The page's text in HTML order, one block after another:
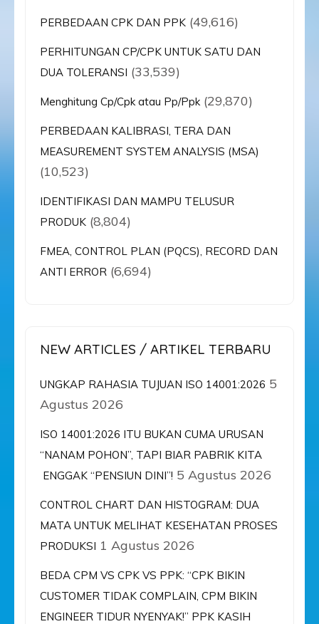
PERBEDAAN CPK DAN PPK (49,616)
PERHITUNGAN CP/CPK UNTUK SATU DAN
DUA TOLERANSI (33,539)
Menghitung Cp/Cpk atau Pp/Ppk (29,870)
PERBEDAAN KALIBRASI, TERA DAN
MEASUREMENT SYSTEM ANALYSIS (MSA)
(10,523)
IDENTIFIKASI DAN MAMPU TELUSUR
PRODUK (8,804)
FMEA, CONTROL PLAN (PQCS), RECORD DAN
ANTI ERROR (6,694)
NEW ARTICLES / ARTIKEL TERBARU
UNGKAP RAHASIA TUJUAN ISO 14001:2026 5
Agustus 2026
ISO 14001:2026 ITU BUKAN CUMA URUSAN
“NANAM POHON”, TAPI BIAR PABRIK KITA
ENGGAK “PENSIUN DINI”! 5 Agustus 2026
CONTROL CHART DAN HISTOGRAM: DUA
MATA UNTUK MELIHAT KESEHATAN PROSES
PRODUKSI 1 Agustus 2026
BEDA CPM VS CPK VS PPK: “CPK BIKIN
CUSTOMER TIDAK COMPLAIN, CPM BIKIN
ENGINEER TIDUR NYENYAK!” PPK KASIH